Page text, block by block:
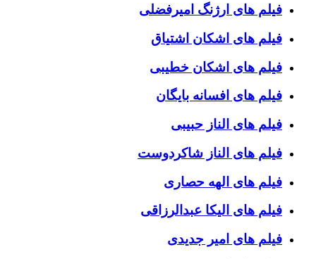
فیلم های ارژنگ امیرفضلی
فیلم های اشکان اشتیاق
فیلم های اشکان خطیبی
فیلم های افسانه بایگان
فیلم های الناز حبیبی
فیلم های الناز شاکردوست
فیلم های الهه حصاری
فیلم های الیکا عبدالرزاقی
فیلم های امیر جدیدی